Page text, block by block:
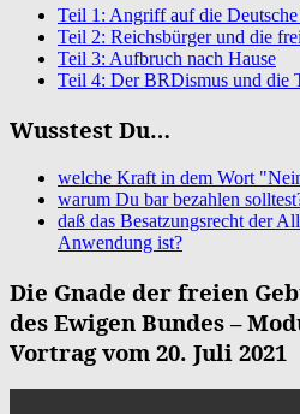
mit Füßen
Bürger
mit Füßen
Teil 1: Angriff auf die Deutsche
Teil 2: Reichsbürger und die
Teil 3: Aufbruch nach Hause
Teil 4: Der BRDismus und die
Wusstest Du…
welche Kraft in dem Wort
warum Du bar bezahlen
daß das Besatzungsrecht der
Anwendung ist?
Die Gnade der freien
des Ewigen Bundes –
Vortrag vom 20. Juli 2021